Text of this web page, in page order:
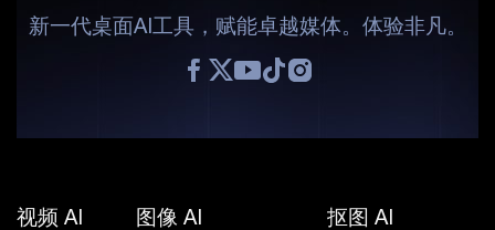
新一代桌面AI工具，赋能卓越媒体。体验非凡。
视频 AI 图像 AI 抠图 AI